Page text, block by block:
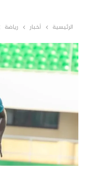
الرئيسية أخبار رياضة